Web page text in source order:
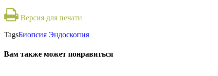
Версия для печати
TagsБиопсия Эндоскопия
Вам также может понравиться